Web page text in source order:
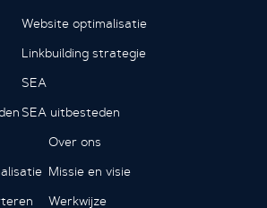
Website optimalisatie
Linkbuilding strategie
SEA
SEA uitbesteden
Over ons
Missie en visie
Werkwijze